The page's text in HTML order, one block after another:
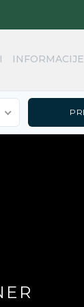
INFORMACIJE